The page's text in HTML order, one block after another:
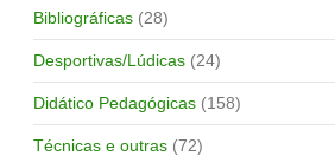
Bibliográficas (28)
Desportivas/Lúdicas (24)
Didático Pedagógicas (158)
Técnicas e outras (72)